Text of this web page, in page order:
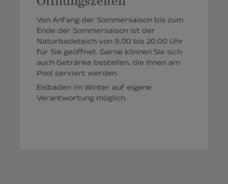
Von Anfang der Sommersaison bis zum
Ende der Sommersaison ist der
Naturbadeteich von 9.00 bis 20.00 Uhr
für Sie geöffnet. Gerne können Sie sich
auch Getränke bestellen, die Ihnen am
Pool serviert werden.
Eisbaden im Winter auf eigene
Verantwortung möglich.